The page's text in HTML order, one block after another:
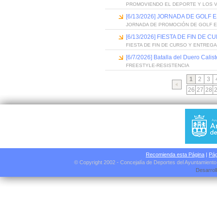
PROMOVIENDO EL DEPORTE Y LOS
[6/13/2026] JORNADA DE GOLF
JORNADA DE PROMOCIÓN DE GOLF
[6/13/2026] FIESTA DE FIN DE
FIESTA DE FIN DE CURSO Y
[6/7/2026] Batalla del Duero
FREESTYLE-RESISTENCIA
1 2 3
26 27 28
Recomienda esta Página |
© Copyright 2002 - Concejalía de Deportes del